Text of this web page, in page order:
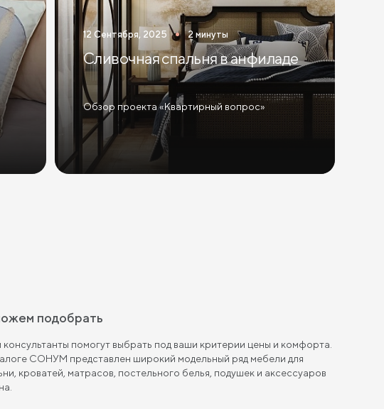
12 Сентября, 2025 2 минуты
Сливочная спальня в анфиладе
Обзор проекта «Квартирный вопрос»
подобрать
помогут выбрать под ваши критерии цены и комфорта.
СОНУМ представлен широкий модельный ряд мебели для
кроватей, матрасов, постельного белья, подушек и аксессуаров